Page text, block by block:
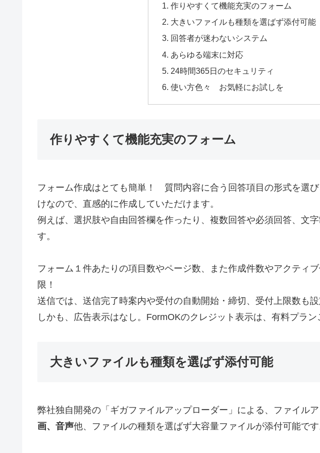
作りやすくて機能充実のフォーム
大きいファイルも種類を選ばず添付可能
回答者が迷わないシステム
あらゆる端末に対応
24時間365日のセキュリティ
使い方色々 お気軽にお試しを
作りやすくて機能充実のフォーム
フォーム作成はとても簡単！ 質問内容に合う回答項目の形式を選
けなので、直感的に作成していただけます。
例えば、選択肢や自由回答欄を作ったり、複数回答や必須回答、文
す。
フォーム１件あたりの項目数やページ数、また作成件数やアクティ
限！
送信では、送信完了時案内や受付の自動開始・締切、受付上限数も設
しかも、広告表示はなし。FormOKのクレジット表示は、有料プラン
大きいファイルも種類を選ばず添付可能
弊社独自開発の「ギガファイルアップローダー」による、ファイルア
画、音声他、ファイルの種類を選ばず大容量ファイルが添付可能です